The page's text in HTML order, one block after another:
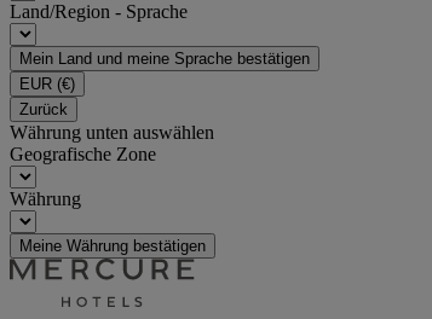
Land/Region - Sprache
Mein Land und meine Sprache bestätigen
EUR (€)
Zurück
Währung unten auswählen
Geografische Zone
Währung
Meine Währung bestätigen